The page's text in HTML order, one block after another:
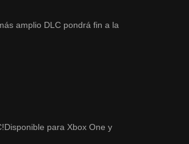
amplio DLC pondrá fin a la
para Xbox One y